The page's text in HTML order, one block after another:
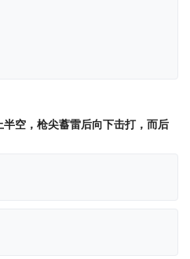
空，枪尖蓄雷后向下击打，而后